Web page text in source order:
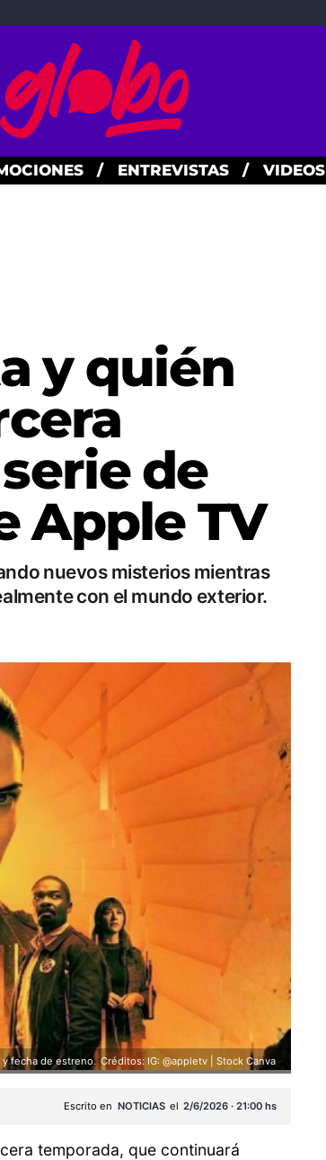
/ ENTREVISTAS / VIDEOS
y quién
de
Apple TV
nuevos misterios mientras
con el mundo exterior.
y fecha de estreno. Créditos: IG: @appletv | Stock Canva
Escrito en NOTICIAS el 2/6/2026 · 21:00 hs
temporada, que continuará